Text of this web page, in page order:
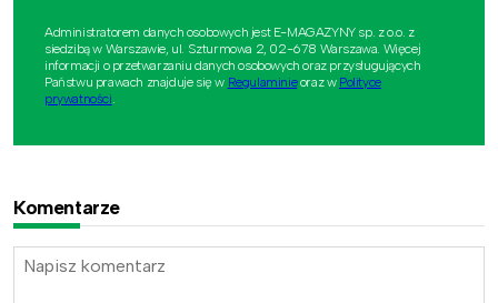
Administratorem danych osobowych jest E-MAGAZYNY sp. z o.o. z
siedzibą w Warszawie, ul. Szturmowa 2, 02-678 Warszawa. Więcej
informacji o przetwarzaniu danych osobowych oraz przysługujących
Państwu prawach znajduje się w Regulaminieoraz w Polityce
prywatności
Komentarze